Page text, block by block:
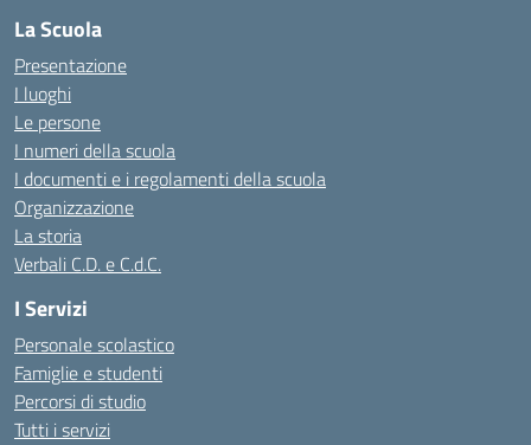
La Scuola
Presentazione
I luoghi
Le persone
I numeri della scuola
I documenti e i regolamenti della scuola
Organizzazione
La storia
Verbali C.D. e C.d.C.
I Servizi
Personale scolastico
Famiglie e studenti
Percorsi di studio
Tutti i servizi